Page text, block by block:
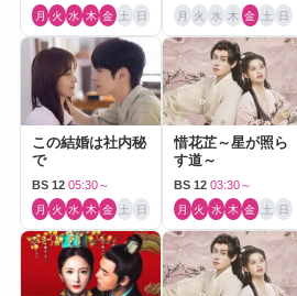
月 火 水 木 金 土 日 月 火 水 木 金 土 日
この結婚は社内秘
で
BS 12 05:30～
月 火 水 木 金 土 日
惜花芷～星が照ら
す道～
BS 12 03:30～
月 火 水 木 金 土 日